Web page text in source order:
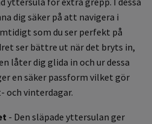
dig säker på att navigera i
som du ser perfekt på
ser bättre ut när det bryts in,
låter dig glida in och ur dessa
en säker passform vilket gör
och vinterdagar.
- Den släpade yttersulan ger